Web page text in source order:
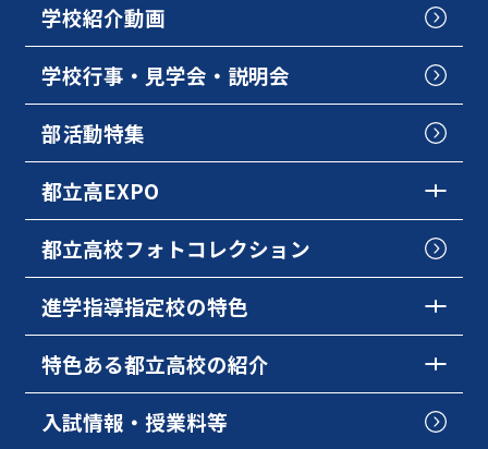
学校紹介動画
学校行事・見学会・説明会
部活動特集
都立高EXPO
都立高校フォトコレクション
進学指導指定校の特色
特色ある都立高校の紹介
入試情報・授業料等